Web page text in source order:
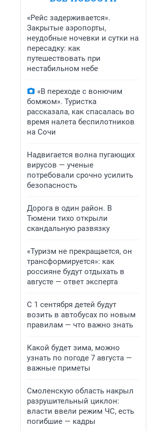
«Рейс задерживается».
Закрытые аэропорты,
неудобные ночевки и сутки на
пересадку: как
путешествовать при
нестабильном небе
«В переходе с вонючим
бомжом». Туристка
рассказала, как спасалась во
время налета беспилотников
на Сочи
Надвигается волна пугающих
вирусов — ученые
потребовали срочно усилить
безопасность
Дорога в один район. В
Тюмени тихо открыли
скандальную развязку
«Туризм не прекращается, он
трансформируется»: как
россияне будут отдыхать в
августе — ответ эксперта
С 1 сентября детей будут
возить в автобусах по новым
правилам — что важно знать
Какой будет зима, можно
узнать по погоде 7 августа —
важные приметы
Смоленскую область накрыл
разрушительный циклон:
власти ввели режим ЧС, есть
погибшие — кадры